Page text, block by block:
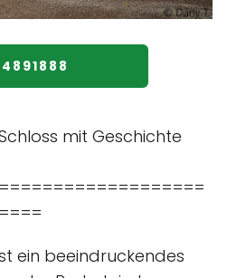
mit Geschichte
ein beeindruckendes